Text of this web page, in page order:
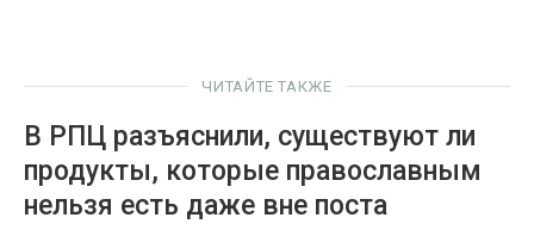
ЧИТАЙТЕ ТАКЖЕ
В РПЦ разъяснили, существуют ли
продукты, которые православным
нельзя есть даже вне поста